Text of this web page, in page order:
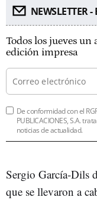
NEWSLETTER
Todos los jueves un
edición impresa
De conformidad con el
PUBLICACIONES, S.A.
noticias de actualidad.
Sergio García-Dils
que se llevaron a